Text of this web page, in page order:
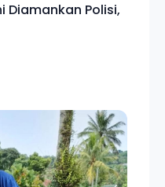
Diamankan Polisi,